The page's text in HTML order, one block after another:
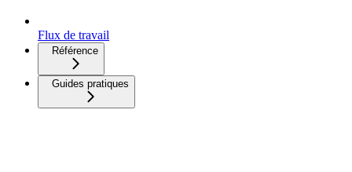
Flux de travail
Référence
Guides pratiques